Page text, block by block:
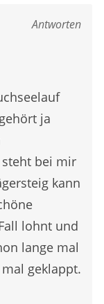
Antworten
ja
bei mir
kann
lohnt und
lange mal
geklappt.